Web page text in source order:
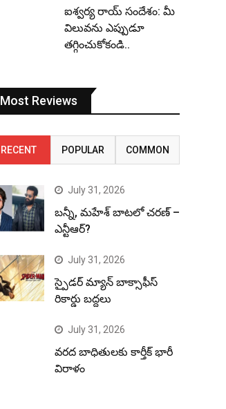
ఐశ్వర్య రాయ్ సందేశం: మీ
విలువను ఎప్పుడూ
తగ్గించుకోకండి..
Most Reviews
RECENT POPULAR COMMON
July 31, 2026
బన్నీ, మహేశ్ బాటలో చరణ్ –
ఎన్టీఆర్?
July 31, 2026
స్పైడర్ మ్యాన్ బాక్సాఫీస్
రికార్డు బద్దలు
July 31, 2026
వరద బాధితులకు కార్తీక్ భారీ
విరాళం